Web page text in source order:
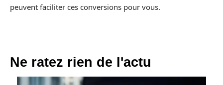
peuvent faciliter ces conversions pour vous.
Ne ratez rien de l'actu